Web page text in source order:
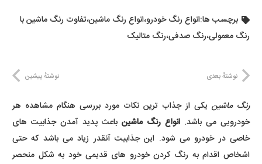
برچسب ها:انواع رنگ خودرو،انواع رنگ ماشین،تفاوت رنگ ماشین با
رنگ معمولی،رنگ صدفی،رنگ متالیک
نوشتهٔ پیشین نوشتهٔ بعدی
رنگ ماشین یکی از جذاب ترین نکات مورد بررسی هنگام مشاهده هر
خودرویی می باشد. انواع رنگ ماشین باعث پدید آمدن جذابیت های
خاصی در خودرو می شود. این جذابیت آنقدر زیاد می باشد که حتی
اشخاص اقدام به رنگ کردن خودرو های قدیمی خود به شکل منحصر